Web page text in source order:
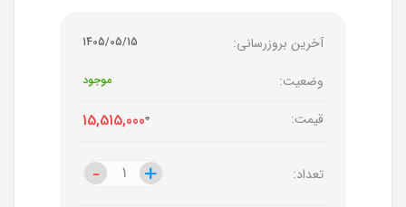
آخرین بروزرسانی: 1405/05/15
وضعیت: موجود
قیمت: 15,515,0000
تعداد: +
- +
-